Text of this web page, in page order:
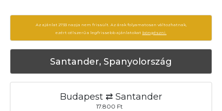
Az ajánlat 2733 napja nem frissült. Az árak folyamatosan változhatnak,
ezért célszerű a legfrissebb ajánlatokat böngészni.
Santander, Spanyolország
Budapest ⇄ Santander
17.800 Ft